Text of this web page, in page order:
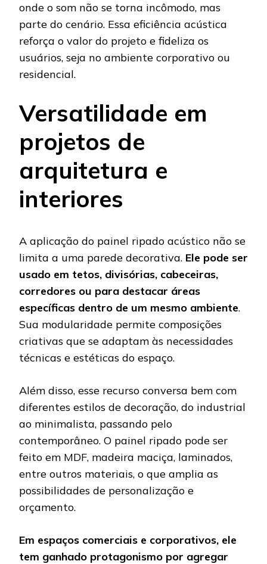
onde o som não se torna incômodo, mas
parte do cenário. Essa eficiência acústica
reforça o valor do projeto e fideliza os
usuários, seja no ambiente corporativo ou
residencial.
Versatilidade em
projetos de
arquitetura e
interiores
A aplicação do painel ripado acústico não se
limita a uma parede decorativa. Ele pode ser
usado em tetos, divisórias, cabeceiras,
corredores ou para destacar áreas
específicas dentro de um mesmo ambiente.
Sua modularidade permite composições
criativas que se adaptam às necessidades
técnicas e estéticas do espaço.
Além disso, esse recurso conversa bem com
diferentes estilos de decoração, do industrial
ao minimalista, passando pelo
contemporâneo. O painel ripado pode ser
feito em MDF, madeira maciça, laminados,
entre outros materiais, o que amplia as
possibilidades de personalização e
orçamento.
Em espaços comerciais e corporativos, ele
tem ganhado protagonismo por agregar